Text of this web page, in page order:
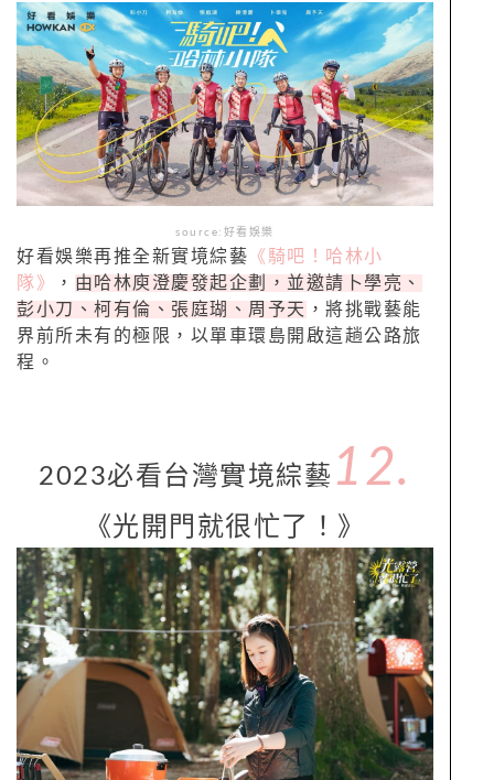
source:好看娛樂
好看娛樂再推全新實境綜藝 《騎吧！哈林小
隊》
， 由哈林庾澄慶發起企劃，並邀請卜學亮、
彭小刀、柯有倫、張庭瑚、周予天 ，將挑戰藝能
界前所未有的極限，以單車環島開啟這趟公路旅
程。
2023必看台灣實境綜藝 12.
《光開門就很忙了！》